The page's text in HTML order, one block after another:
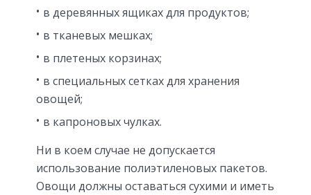
в деревянных ящиках для продуктов;
в тканевых мешках;
в плетеных корзинах;
в специальных сетках для хранения
овощей;
в капроновых чулках.
Ни в коем случае не допускается
использование полиэтиленовых пакетов.
Овощи должны оставаться сухими и иметь